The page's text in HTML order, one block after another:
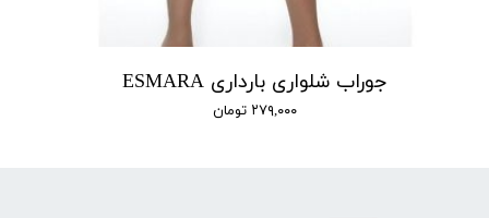
جوراب شلواری بارداری ESMARA
۲۷۹,۰۰۰ تومان